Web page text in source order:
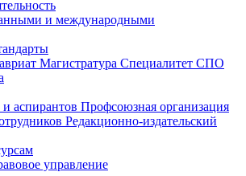
и международными
Магистратура Специалитет СПО
аспирантов Профсоюзная организация
Редакционно-издательский
управление